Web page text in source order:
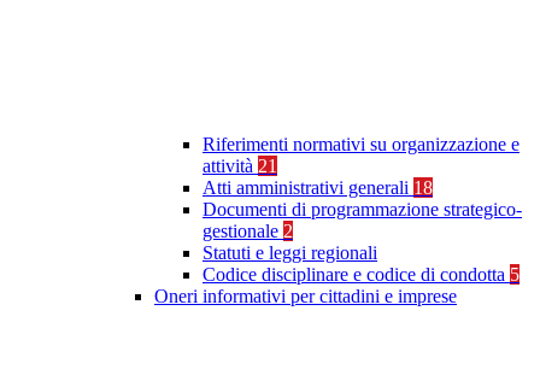
Riferimenti normativi su organizzazione e
attività 21
Atti amministrativi generali 18
Documenti di programmazione strategico-
gestionale 2
Statuti e leggi regionali
Codice disciplinare e codice di condotta 5
Oneri informativi per cittadini e imprese